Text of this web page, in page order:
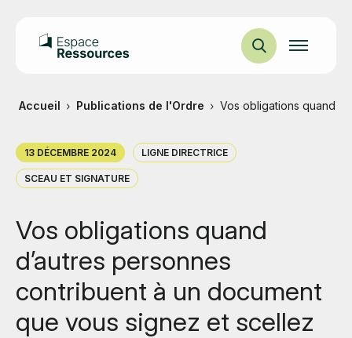
Ouvrir
Accueil Publications de l'Ordre Vos obligations quand
DATE
DE
PUBLICATION
:
13 DÉCEMBRE 2024
TYPE
DE
LIGNE DIRECTRICE
CATÉGORIE
:
SCEAU ET SIGNATURE
Vos obligations quand
d’autres personnes
contribuent à un document
que vous signez et scellez